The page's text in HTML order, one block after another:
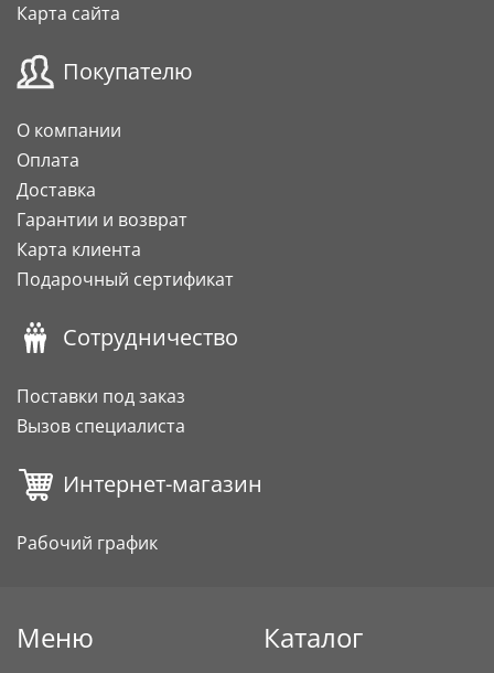
Карта сайта
Покупателю
О компании
Оплата
Доставка
Гарантии и возврат
Карта клиента
Подарочный сертификат
Сотрудничество
Поставки под заказ
Вызов специалиста
Интернет-магазин
Рабочий график
Меню Каталог